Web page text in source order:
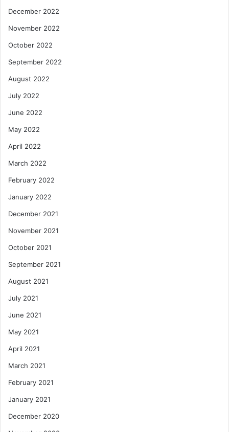
December 2022
November 2022
October 2022
September 2022
August 2022
July 2022
June 2022
May 2022
April 2022
March 2022
February 2022
January 2022
December 2021
November 2021
October 2021
September 2021
August 2021
July 2021
June 2021
May 2021
April 2021
March 2021
February 2021
January 2021
December 2020